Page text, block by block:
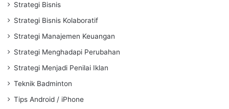
Strategi Bisnis
Strategi Bisnis Kolaboratif
Strategi Manajemen Keuangan
Strategi Menghadapi Perubahan
Strategi Menjadi Penilai Iklan
Teknik Badminton
Tips Android / iPhone